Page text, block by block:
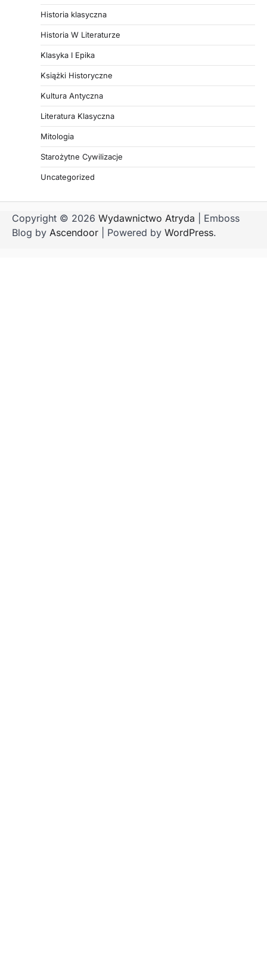
Historia klasyczna
Historia W Literaturze
Klasyka I Epika
Książki Historyczne
Kultura Antyczna
Literatura Klasyczna
Mitologia
Starożytne Cywilizacje
Uncategorized
Copyright © 2026 Wydawnictwo Atryda | Emboss
Blog by Ascendoor | Powered by WordPress.